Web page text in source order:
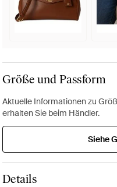
Größe und Passform
Aktuelle Informationen zu
erhalten Sie beim Händler.
Siehe
Details